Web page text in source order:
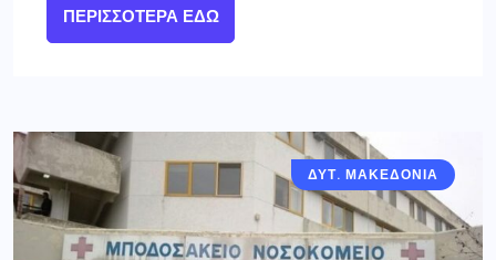
ΠΕΡΙΣΣΌΤΕΡΑ ΕΔΏ
ΔΥΤ. ΜΑΚΕΔΟΝΙΑ